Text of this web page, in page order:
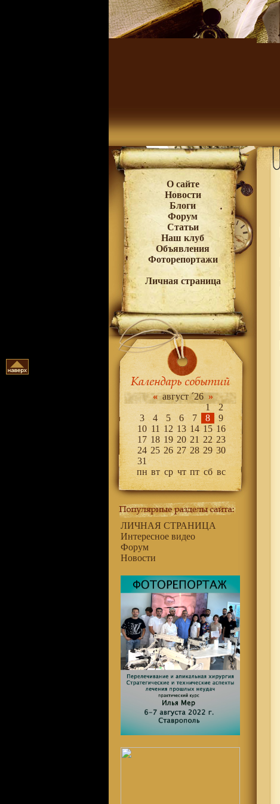
О сайте
Новости
Блоги
Форум
Статьи
Наш клуб
Объявления
Фоторепортажи
Личная страница
«август ´26 »
1
2
3
4 5 6 7 8
9
10 11 12 13 14 15 16
17 18 19 20 21 22 23
24 25 26 27 28 29 30
31
пн вт ср чт пт сб вс
ЛИЧНАЯ СТРАНИЦА
Интересное видео
Форум
Новости